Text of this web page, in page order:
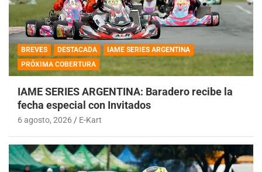
BREVES DESTACADA
IAME SERIES ARGENTINA
PRÓXIMA COBERTURA
IAME SERIES ARGENTINA: Baradero recibe la
fecha especial con Invitados
6 agosto, 2026 E-Kart